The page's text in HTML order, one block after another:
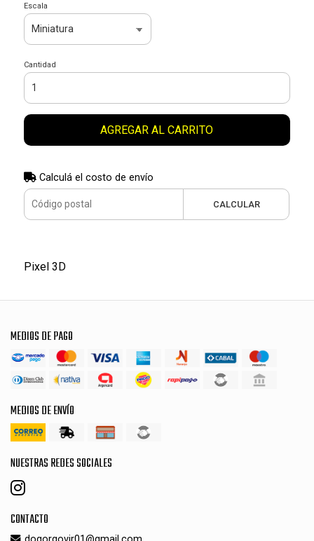
Escala
Cantidad
AGREGAR AL CARRITO
Calculá el costo de envío
CALCULAR
Pixel 3D
MEDIOS DE PAGO
MEDIOS DE ENVÍO
NUESTRAS REDES SOCIALES
CONTACTO